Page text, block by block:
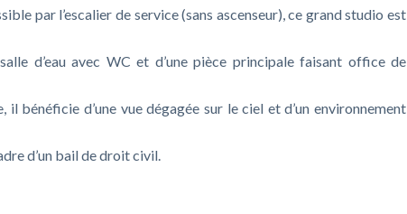
par l’escalier de service (sans ascenseur), ce grand studio est
d’eau avec WC et d’une pièce principale faisant office de
bénéficie d’une vue dégagée sur le ciel et d’un environnement
d’un bail de droit civil.